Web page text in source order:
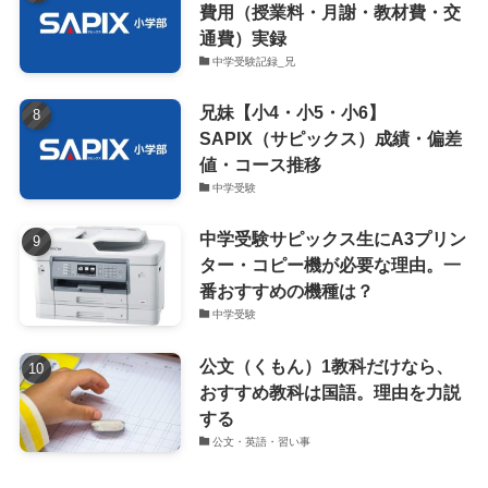
費用（授業料・月謝・教材費・交
通費）実録
中学受験記録_兄
兄妹【小4・小5・小6】
SAPIX（サピックス）成績・偏差
値・コース推移
中学受験
中学受験サピックス生にA3プリン
ター・コピー機が必要な理由。一
番おすすめの機種は？
中学受験
公文（くもん）1教科だけなら、
おすすめ教科は国語。理由を力説
する
公文・英語・習い事